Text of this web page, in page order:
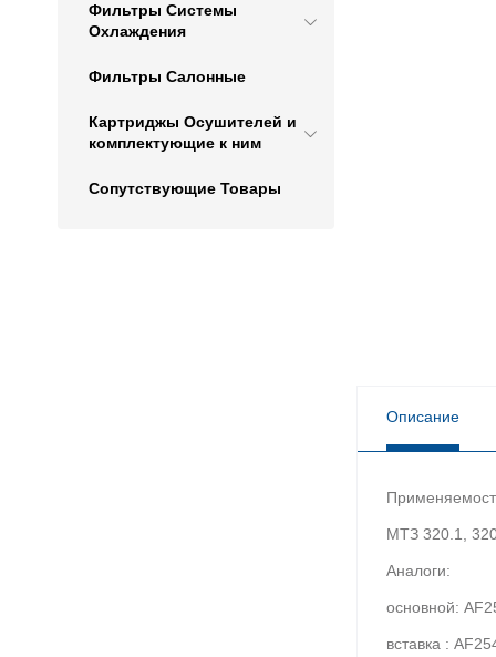
Фильтры Системы
Охлаждения
Фильтры Салонные
Картриджы Осушителей и
комплектующие к ним
Сопутствующие Товары
Описание
МТЗ 320.1,
Аналоги:
основной:
вставка :